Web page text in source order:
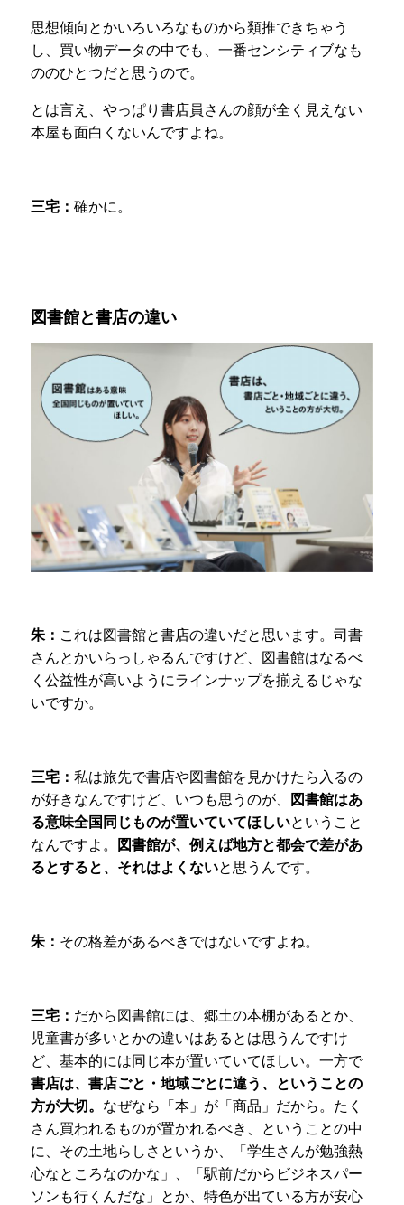
思想傾向とかいろいろなものから類推できちゃう
し、買い物データの中でも、一番センシティブなも
ののひとつだと思うので。
とは言え、やっぱり書店員さんの顔が全く見えない
本屋も面白くないんですよね。
三宅： 確かに。
図書館と書店の違い
朱： これは図書館と書店の違いだと思います。司書
さんとかいらっしゃるんですけど、図書館はなるべ
く公益性が高いようにラインナップを揃えるじゃな
いですか。
三宅： 私は旅先で書店や図書館を見かけたら入るの
が好きなんですけど、いつも思うのが、
図書館はあ
る意味全国同じものが置いていてほしいということ
なんですよ。
図書館が、例えば地方と都会で差があ
るとすると、それはよくないと思うんです。
朱： その格差があるべきではないですよね。
三宅： だから図書館には、郷土の本棚があるとか、
児童書が多いとかの違いはあるとは思うんですけ
ど、基本的には同じ本が置いていてほしい。一方で
書店は、書店ごと・地域ごとに違う、ということの
方が大切。 なぜなら「本」が「商品」だから。たく
さん買われるものが置かれるべき、ということの中
に、その土地らしさというか、「学生さんが勉強熱
心なところなのかな」、「駅前だからビジネスパー
ソンも行くんだな」とか、特色が出ている方が安心